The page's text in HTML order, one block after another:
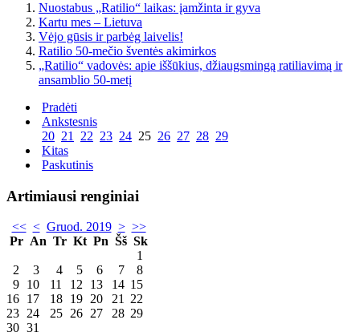
Nuostabus „Ratilio“ laikas: įamžinta ir gyva
Kartu mes – Lietuva
Vėjo gūsis ir parbėg laivelis!
Ratilio 50-mečio šventės akimirkos
„Ratilio“ vadovės: apie iššūkius, džiaugsmingą ratiliavimą ir
ansamblio 50-metį
Pradėti
Ankstesnis
20 21 22 23 24 25 26 27 28 29
Kitas
Paskutinis
Artimiausi renginiai
<< < Gruod. 2019 > >>
Pr An Tr Kt Pn Šš Sk
1
2
3 4 5 6 7
8
9 10 11 12 13 14 15
16 17 18 19 20 21 22
23 24 25 26 27 28 29
30 31